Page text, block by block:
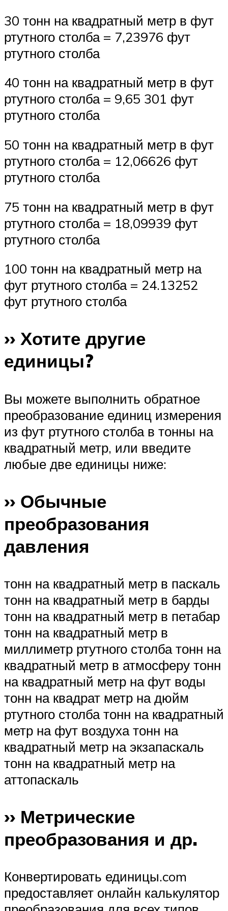
30 тонн на квадратный метр в фут
ртутного столба = 7,23976 фут
ртутного столба
40 тонн на квадратный метр в фут
ртутного столба = 9,65 301 фут
ртутного столба
50 тонн на квадратный метр в фут
ртутного столба = 12,06626 фут
ртутного столба
75 тонн на квадратный метр в фут
ртутного столба = 18,09939 фут
ртутного столба
100 тонн на квадратный метр на
фут ртутного столба = 24.13252
фут ртутного столба
›› Хотите другие
единицы?
Вы можете выполнить обратное
преобразование единиц измерения
из фут ртутного столба в тонны на
квадратный метр, или введите
любые две единицы ниже:
›› Обычные
преобразования
давления
тонн на квадратный метр в паскаль
тонн на квадратный метр в барды
тонн на квадратный метр в петабар
тонн на квадратный метр в
миллиметр ртутного столба тонн на
квадратный метр в атмосферу тонн
на квадратный метр на фут воды
тонн на квадрат метр на дюйм
ртутного столба тонн на квадратный
метр на фут воздуха тонн на
квадратный метр на экзапаскаль
тонн на квадратный метр на
аттопаскаль
›› Метрические
преобразования и др.
Конвертировать единицы.com
предоставляет онлайн калькулятор